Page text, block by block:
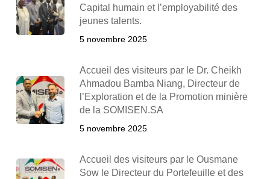
Capital humain et l’employabilité des
jeunes talents.
5 novembre 2025
Accueil des visiteurs par le Dr. Cheikh
Ahmadou Bamba Niang, Directeur de
l’Exploration et de la Promotion minière
de la SOMISEN.SA
5 novembre 2025
Accueil des visiteurs par le Ousmane
Sow le Directeur du Portefeuille et des